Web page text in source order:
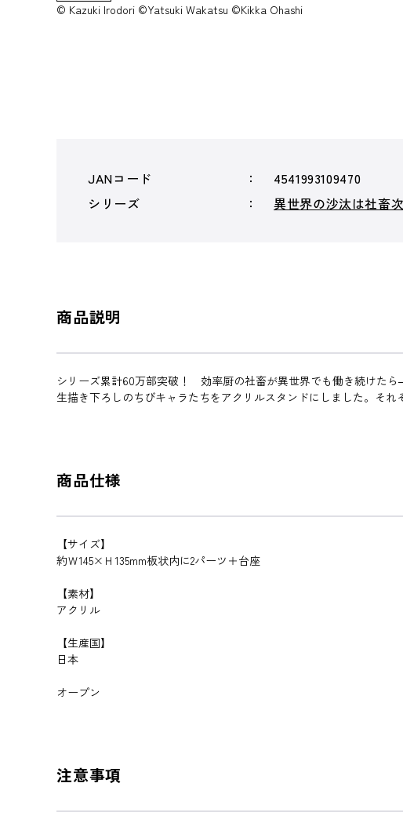
© Kazuki Irodori ©Yatsuki Wakatsu ©Kikka Ohashi
JANコード
4541993109470
シリーズ
異世界の沙汰は社畜
商品説明
シリーズ累計60万部突破！ 効率厨の社畜が異世界でも働き続けた
生描き下ろしのちびキャラたちをアクリルスタンドにしました。それ
商品仕様
【サイズ】
約Ｗ145×Ｈ135mm板状内に2パーツ＋台座
【素材】
アクリル
【生産国】
日本
オープン
注意事項